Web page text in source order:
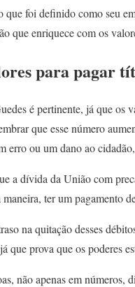
que foi definido como seu
que enriquece com os
para pagar
é pertinente, já que os
que esse número
erro ou um dano ao
a dívida da União com
ter um pagamento
na quitação desses
que prova que os poderes
não apenas em